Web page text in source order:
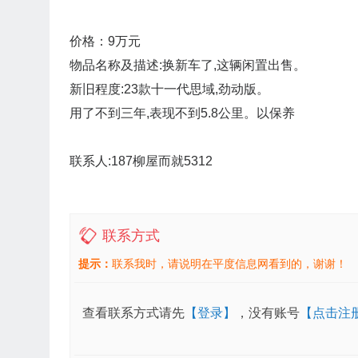
价格：9万元
物品名称及描述:换新车了,这辆闲置出售。
新旧程度:23款十一代思域,劲动版。
用了不到三年,表现不到5.8公里。以保养
联系人:187柳屋而就5312
联系方式
提示： 联系我时，请说明在平度信息网看到的，谢谢！
查看联系方式请先 【登录】 ，没有账号 【点击注